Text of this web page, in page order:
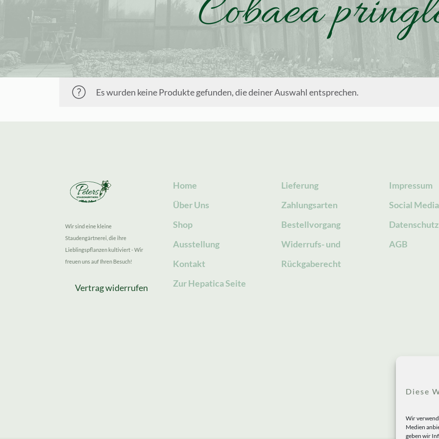
Diese
Wir
Medien
geben wir
Cobaea
Es wurden keine Produkte gefunden, die deiner Auswahl entsprechen.
Wir sind eine kleine
Staudengärtnerei, die ihre
Lieblingspflanzen kultiviert - Wir
freuen uns auf Ihren Besuch!
Vertrag widerrufen
Home
Über Uns
Shop
Ausstellung
Kontakt
Zur Hepatica Seite
Lieferung
Zahlungsarten
Bestellvorgang
Widerrufs- und
Rückgaberecht
Impressum
Social Media
Datenschutz
AGB